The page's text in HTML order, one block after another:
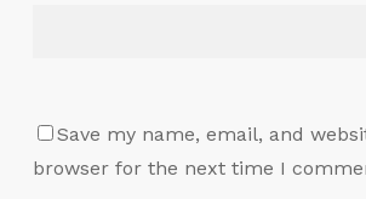
Save my name, email, and
browser for the next time I